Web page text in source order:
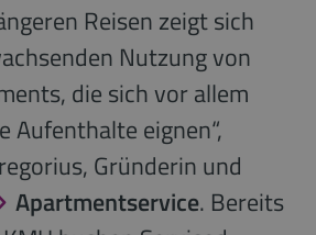
Reisen zeigt sich
Nutzung von
die sich vor allem
Aufenthalte eignen“,
Gründerin und
Apartmentservice. Bereits